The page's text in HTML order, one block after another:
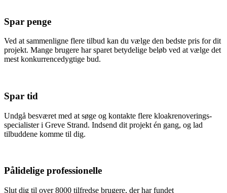
Spar penge
Ved at sammenligne flere tilbud kan du vælge den bedste pris for dit
projekt. Mange brugere har sparet betydelige beløb ved at vælge det
mest konkurrencedygtige bud.
Spar tid
Undgå besværet med at søge og kontakte flere kloakrenoverings-
specialister i Greve Strand. Indsend dit projekt én gang, og lad
tilbuddene komme til dig.
Pålidelige professionelle
Slut dig til over 8000 tilfredse brugere, der har fundet